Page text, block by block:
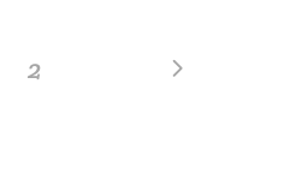
2